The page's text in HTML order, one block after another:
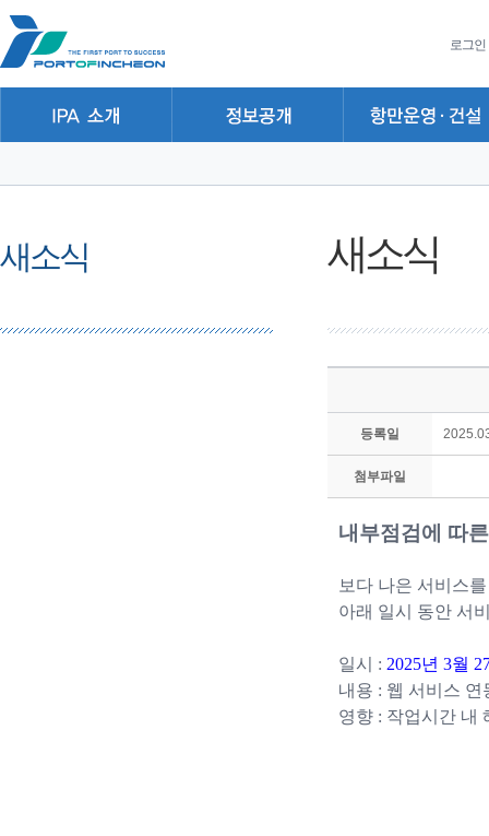
로그인
새소식 새소식
등록일
첨부파일
내부점검에 따
보다 나은 서비스
아래 일시 동안 서
일시 : 2025년 3월
내용 : 웹 서비스 연
영향 : 작업시간 내